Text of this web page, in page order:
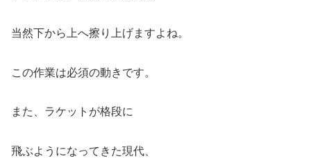
当然下から上へ擦り上げますよね。
この作業は必須の動きです。
また、ラケットが格段に
飛ぶようになってきた現代、